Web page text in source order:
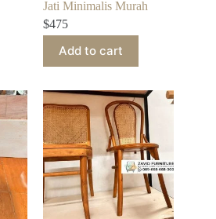
Jati Minimalis Murah
$475
Add to cart